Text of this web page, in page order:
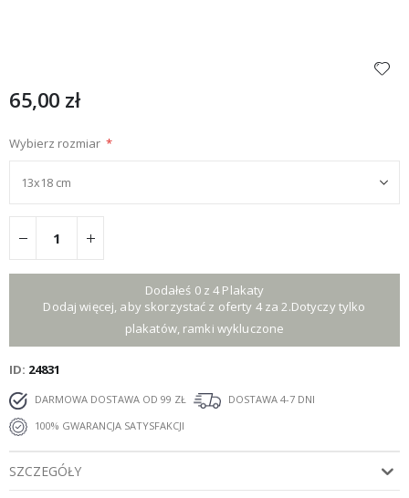
65,00 zł
Wybierz rozmiar
Dodałeś 0 z 4 Plakaty
Dodaj więcej, aby skorzystać z oferty 4 za 2.Dotyczy tylko
plakatów, ramki wykluczone
ID 24831
DARMOWA DOSTAWA OD 99 ZŁ
DOSTAWA 4-7 DNI
100% GWARANCJA SATYSFAKCJI
SZCZEGÓŁY